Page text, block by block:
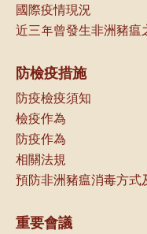
國際疫情現況
防檢疫措施
防疫檢疫須知
檢疫作為
防疫作為
相關法規
重要會議